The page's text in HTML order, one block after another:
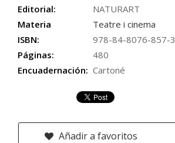
Editorial:
NATURART
Materia
Teatre i cinema
ISBN:
978-84-8076-857-3
Páginas:
480
Encuadernación: Cartoné
Añadir a favoritos